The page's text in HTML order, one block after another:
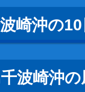
崎沖の
波崎沖